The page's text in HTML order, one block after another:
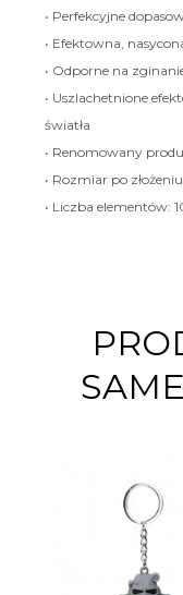
• Perfekcyjne
• Efektowna,
• Odporne na
• Uszlachetnione
światła
• Renomowany
• Rozmiar po
• Liczba elementów: